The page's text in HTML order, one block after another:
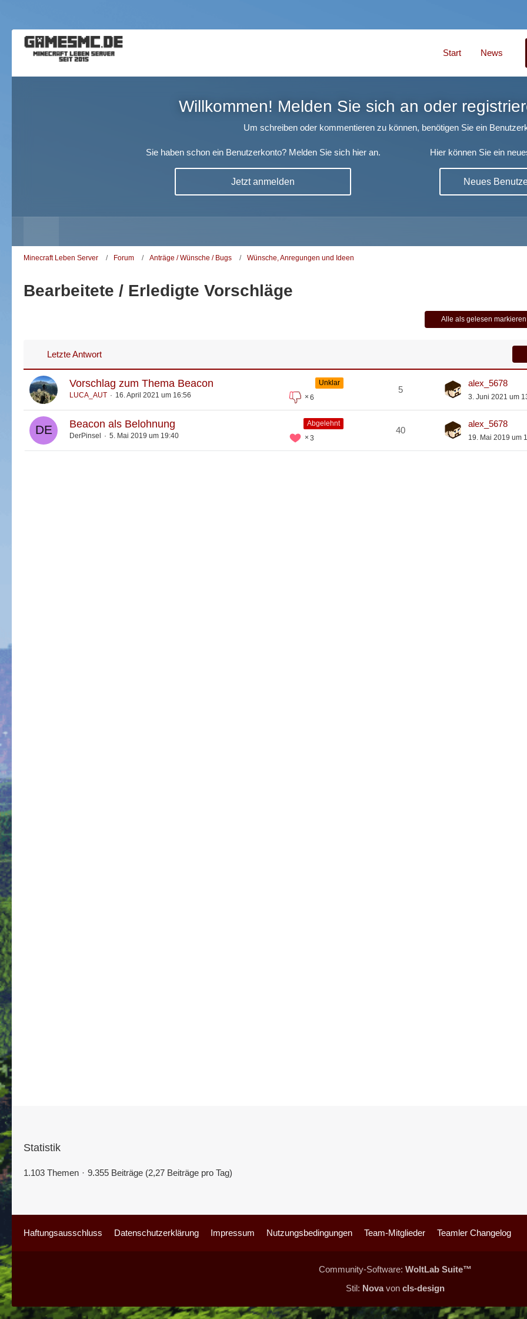
Start News
Willkommen! Melden Sie sich an oder
Um schreiben oder kommentieren zu können, benötigen Sie ein
Sie haben schon ein Benutzerkonto? Melden Sie sich hier an.
Jetzt anmelden
Hier können Sie ein
Neues
Minecraft Leben Server Forum Anträge / Wünsche / Bugs Wünsche, Anregungen und Ideen
Bearbeitete / Erledigte Vorschläge
Alle als gelesen markieren
Letzte Antwort
Unklar
Vorschlag zum Thema Beacon
6
LUCA_AUT 16. April 2021 um 16:56
5
alex_5678
3. Juni 2021 um
Abgelehnt
Beacon als Belohnung
3
DerPinsel 5. Mai 2019 um 19:40
40
alex_5678
19. Mai 2019 um
Statistik
1.103 Themen 9.355 Beiträge (2,27 Beiträge pro Tag)
Haftungsausschluss Datenschutzerklärung Impressum Nutzungsbedingungen Team-Mitglieder Teamler Changelog
Community-Software: WoltLab Suite™
Stil: Novavon cls-design